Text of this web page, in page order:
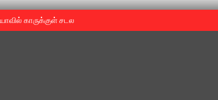
காருக்குள் சடலம் -தமிழருடையதா ?